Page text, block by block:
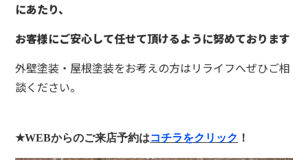
にあたり、
お客様にご安心して任せて頂けるように努めております
外壁塗装・屋根塗装をお考えの方はリライフへぜひご相
談ください。
★WEBからのご来店予約はコチラをクリック ！